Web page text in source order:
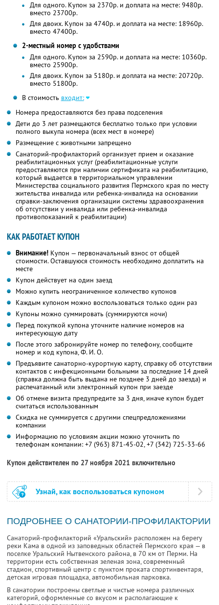
Для одного. Купон за 2370р. и доплата на месте: 9480р.
вместо 23700р.
Для двоих. Купон за 4740р. и доплата на месте: 18960р.
вместо 47400р.
2-местный номер с удобствами
Для одного. Купон за 2590р. и доплата на месте: 10360р.
вместо 25900р.
Для двоих. Купон за 5180р. и доплата на месте: 20720р.
вместо 51800р.
В стоимость входит:
Номера предоставляются без права подселения
Дети до 3 лет размещаются бесплатно только при условии
полного выкупа номера (всех мест в номере)
Размещение с животными запрещено
Санаторий-профилакторий организует прием и оказание
реабилитационных услуг (реабилитационные услуги
предоставляются при наличии сертификата на реабилитацию,
который выдается в территориальном управлении
Министерства социального развития Пермского края по месту
жительства инвалида или ребенка-инвалида на основании
справки-заключения организации системы здравоохранения
об отсутствии у инвалида или ребенка-инвалида
противопоказаний к реабилитации)
КАК РАБОТАЕТ КУПОН
Внимание! Купон — первоначальный взнос от общей
стоимости. Оставшуюся стоимость необходимо доплатить на
месте
Купон действует на один заезд
Можно купить неограниченное количество купонов
Каждым купоном можно воспользоваться только один раз
Купоны можно суммировать (суммируются ночи)
Перед покупкой купона уточните наличие номеров на
интересующую дату
После этого забронируйте номер по телефону, сообщите
номер и код купона,Ф. И. О.
Предъявите санаторно-курортную карту, справку об отсутствии
контактов с инфекционными больными за последние 14 дней
(справка должна быть выдана не позднее 3 дней до заезда) и
распечатанный или электронный купон при заезде
Об отмене визита предупредите за 3 дня, иначе купон будет
считаться использованным
Скидка не суммируется с другими спецпредложениями
компании
Информацию по условиям акции можно уточнить по
телефонам компании: +7 (963) 871-45-02, +7 (342) 725-33-66
Купон действителен по 27 ноября 2021 включительно
Узнай, как воспользоваться купоном
ПОДРОБНЕЕ О САНАТОРИИ-ПРОФИЛАКТОРИИ
Санаторий-профилакторий «Уральский» расположен на берегу
реки Кама в одной из заповедных областей Пермского края — в
поселке Уральский Нытвенского района, в 70 км от Перми. На
территории есть собственная зеленая зона, современный
стадион, спортивный центр с пунктом проката спортинвентаря,
детская игровая площадка, автомобильная парковка.
В санатории построены светлые и чистые номера различных
категорий, оформленные со вкусом и располагающие к